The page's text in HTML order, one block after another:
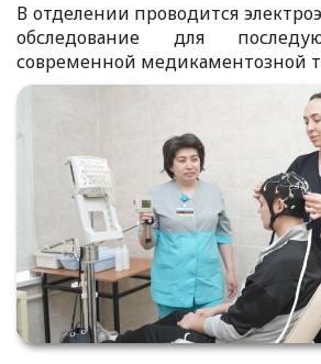
В отделении проводится
обследование для
современной медикаментозной